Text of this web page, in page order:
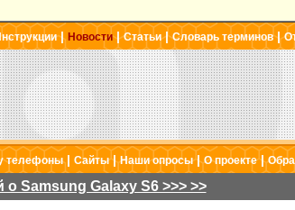
| Новости|Статьи|Словарь терминов|
телефоны| Сайты|Наши опросы|О проекте|
Samsung Galaxy S6 >>> >>